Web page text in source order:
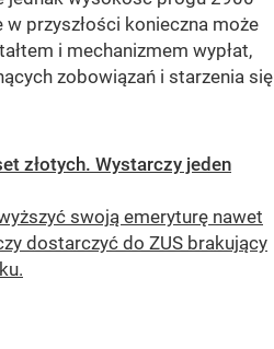
w przyszłości konieczna może
i mechanizmem wypłat,
zobowiązań i starzenia się
złotych. Wystarczy jeden
swoją emeryturę nawet
dostarczyć do ZUS brakujący